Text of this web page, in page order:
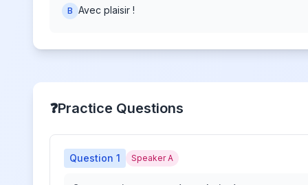
B Avec plaisir !
❓Practice Questions
Question 1 Speaker A